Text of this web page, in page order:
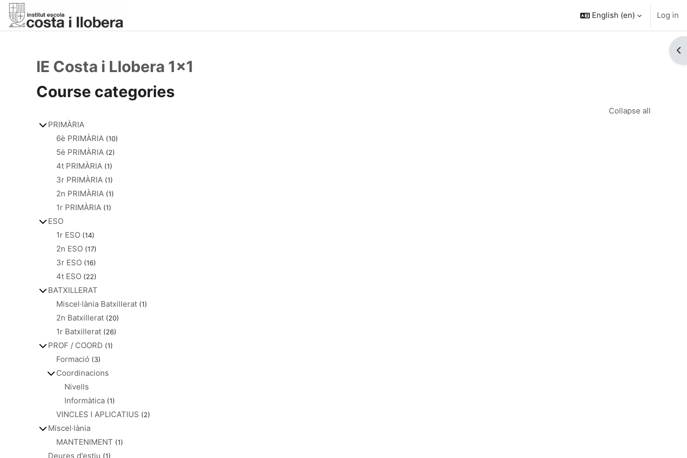
Skip to main content
English ‎(en)‎
Log in
IE Costa i Llobera 1x1
Main content blocks
Course categories
Collapse all
PRIMÀRIA
6è PRIMÀRIA (10)
5è PRIMÀRIA (2)
4t PRIMÀRIA (1)
3r PRIMÀRIA (1)
2n PRIMÀRIA (1)
1r PRIMÀRIA (1)
ESO
1r ESO (14)
2n ESO (17)
3r ESO (16)
4t ESO (22)
BATXILLERAT
Miscel·lània Batxillerat (1)
2n Batxillerat (20)
1r Batxillerat (26)
PROF / COORD (1)
Formació (3)
Coordinacions
Nivells
Informàtica (1)
VINCLES I APLICATIUS (2)
Miscel·lània
MANTENIMENT (1)
Deures d'estiu (1)